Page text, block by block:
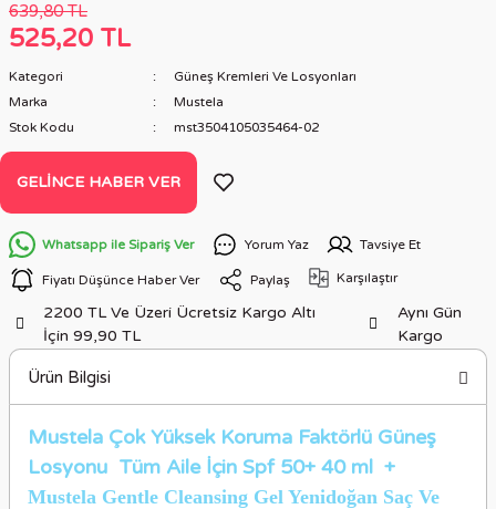
639,80 TL
525,20 TL
Kategori
Güneş Kremleri Ve Losyonları
Marka
Mustela
Stok Kodu
mst3504105035464-02
GELINCE HABER VER
Whatsapp ile Sipariş Ver Yorum Yaz Tavsiye Et
Fiyatı Düşünce Haber Ver Paylaş Karşılaştır
2200 TL Ve Üzeri Ücretsiz Kargo Altı
İçin 99,90 TL
Aynı Gün
Kargo
Ürün Bilgisi
Mustela Çok Yüksek Koruma Faktörlü Güneş
Losyonu Tüm Aile İçin Spf 50+ 40 ml +
Mustela Gentle Cleansing Gel Yenidoğan Saç Ve